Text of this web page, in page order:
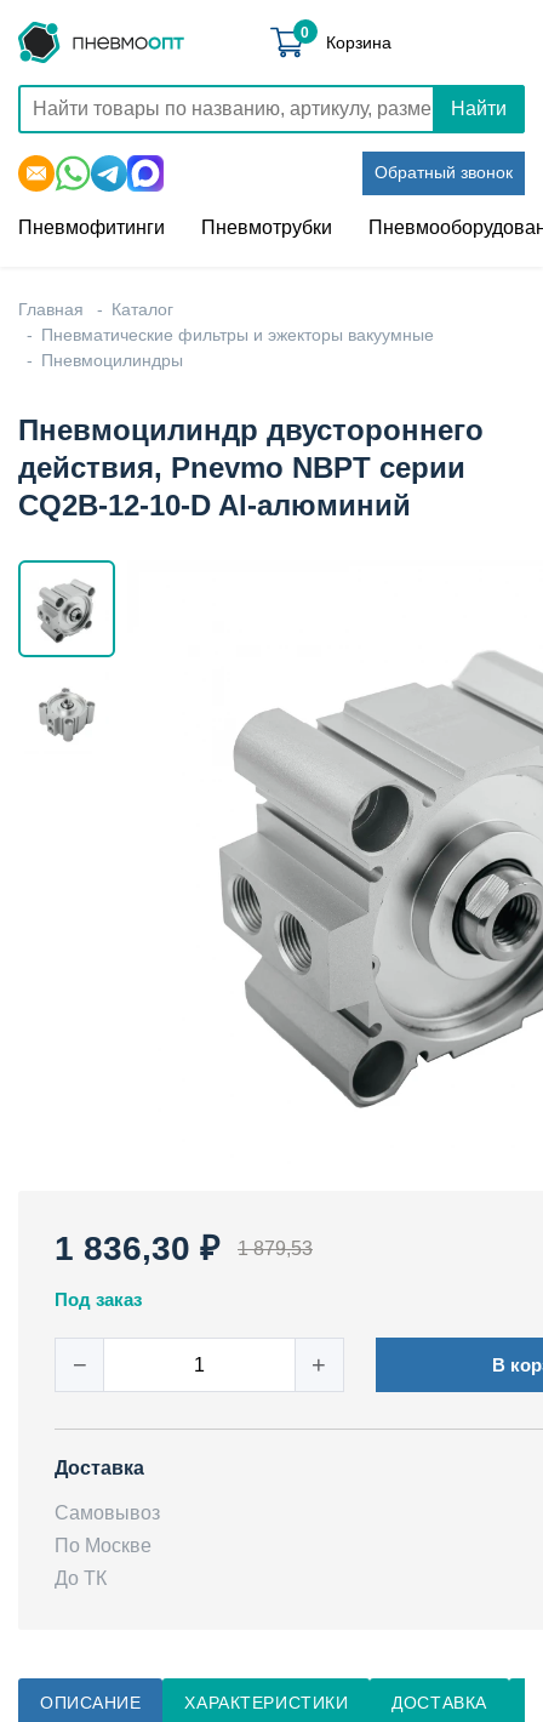
Найти
Обратный звонок
0 Корзина
Пневмофитинги Пневмотрубки
Главная
Каталог
Пневматические фильтры и эжекторы вакуумные
Пневмоцилиндры
Пневмоцилиндр двустороннего
действия, Pnevmo NBPT серии
CQ2B-12-10-D Al-алюминий
1 836,30 ₽ 1 879,53
Под заказ
− + В
Доставка
Самовывоз
По Москве
До ТК
ОПИСАНИЕ ХАРАКТЕРИСТИКИ ДОСТАВКА